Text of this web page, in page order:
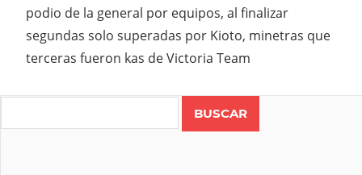
podio de la general por equipos, al finalizar
segundas solo superadas por Kioto, minetras que
terceras fueron kas de Victoria Team